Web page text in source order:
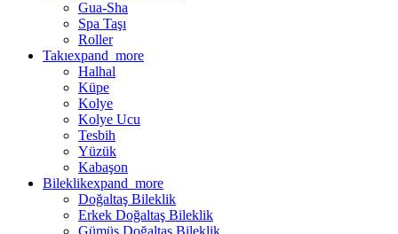
Gua-Sha
Spa Taşı
Roller
Takıexpand_more
Halhal
Küpe
Kolye
Kolye Ucu
Tesbih
Yüzük
Kabaşon
Bileklikexpand_more
Doğaltaş Bileklik
Erkek Doğaltaş Bileklik
Gümüş Doğaltaş Bileklik